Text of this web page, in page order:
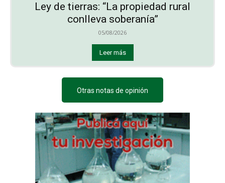
Ley de tierras: “La propiedad rural
conlleva soberanía”
05/08/2026
Leer más
Otras notas de opinión